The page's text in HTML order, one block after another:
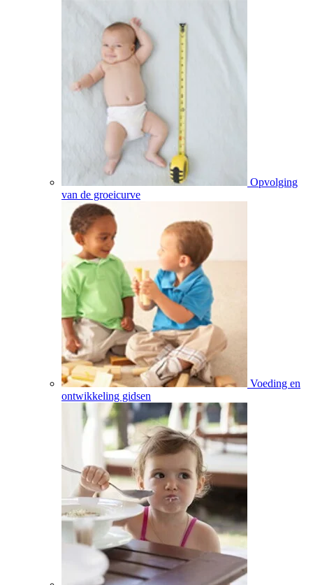
Opvolging
van de groeicurve
Voeding en
ontwikkeling gidsen